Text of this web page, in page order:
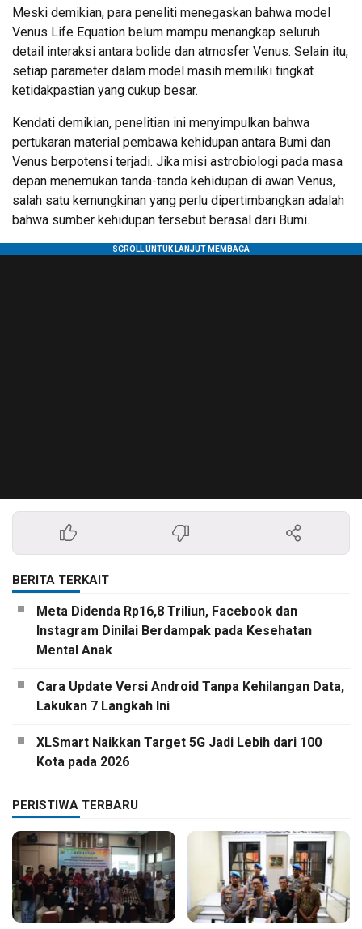
Meski demikian, para peneliti menegaskan bahwa model
Venus Life Equation belum mampu menangkap seluruh
detail interaksi antara bolide dan atmosfer Venus. Selain itu,
setiap parameter dalam model masih memiliki tingkat
ketidakpastian yang cukup besar.
Kendati demikian, penelitian ini menyimpulkan bahwa
pertukaran material pembawa kehidupan antara Bumi dan
Venus berpotensi terjadi. Jika misi astrobiologi pada masa
depan menemukan tanda-tanda kehidupan di awan Venus,
salah satu kemungkinan yang perlu dipertimbangkan adalah
bahwa sumber kehidupan tersebut berasal dari Bumi.
BERITA TERKAIT
Meta Didenda Rp16,8 Triliun, Facebook dan
Instagram Dinilai Berdampak pada Kesehatan
Mental Anak
Cara Update Versi Android Tanpa Kehilangan Data,
Lakukan 7 Langkah Ini
XLSmart Naikkan Target 5G Jadi Lebih dari 100
Kota pada 2026
PERISTIWA TERBARU